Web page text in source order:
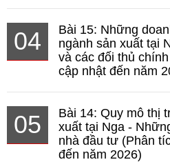
04
Bài 15: Những
ngành sản xuất tại
và các đối thủ
cập nhật đến năm
05
Bài 14: Quy mô thị
xuất tại Nga -
nhà đầu tư (Phân
đến năm 2026)